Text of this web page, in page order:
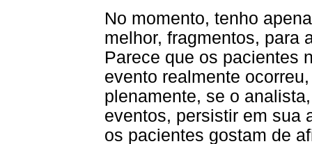
No momento, tenho
melhor, fragmentos, para
Parece que os pacientes
evento realmente
plenamente, se o
eventos, persistir em sua
os pacientes gostam de